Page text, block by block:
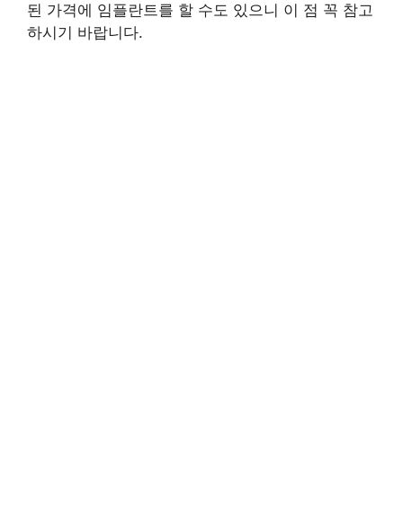
된 가격에 임플란트를 할 수도 있으니 이 점 꼭 참고
하시기 바랍니다.